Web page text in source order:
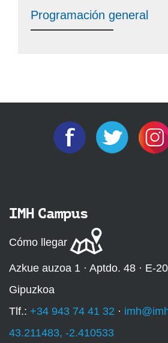
Programación general
IMH Campus
Cómo llegar
Azkue auzoa 1 · Aptdo. 48 · E-
Gipuzkoa
Tlf.: +34 943 74 41 32 ·
43.211483, -2.410533